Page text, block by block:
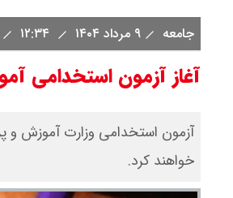
جامعه ۹ مرداد ۱۴۰۴
آغاز آزمون استخدامی
آزمون استخدامی وزارت آموزش و
خواهند کرد.